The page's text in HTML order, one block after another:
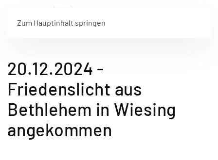
Zum Hauptinhalt springen
20.12.2024 -
Friedenslicht aus
Bethlehem in Wiesing
angekommen